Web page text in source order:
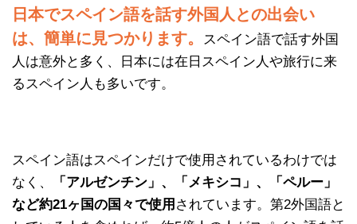
日本でスペイン語を話す外国人との出会い
は、簡単に見つかります。
スペイン語で話す外国
人は意外と多く、日本には在日スペイン人や旅行に来
るスペイン人も多いです。
スペイン語はスペインだけで使用されているわけでは
なく、
「アルゼンチン」、「メキシコ」、「ペルー」
など約21ヶ国の国々で使用 されています。第2外国語と